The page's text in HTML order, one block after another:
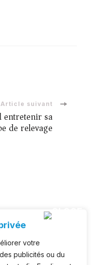
votre
publicités ou du
Article suivant
entretenir sa
de relevage